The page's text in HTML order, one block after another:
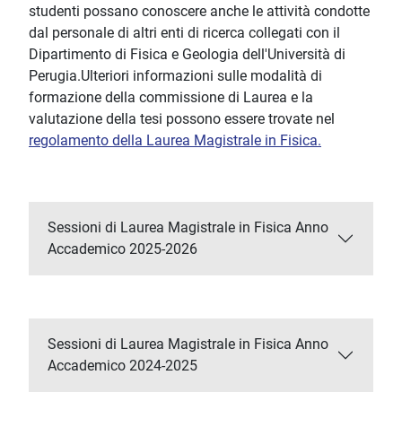
studenti possano conoscere anche le attività condotte
dal personale di altri enti di ricerca collegati con il
Dipartimento di Fisica e Geologia dell'Università di
Perugia.Ulteriori informazioni sulle modalità di
formazione della commissione di Laurea e la
valutazione della tesi possono essere trovate nel
regolamento della Laurea Magistrale in Fisica.
Sessioni di Laurea Magistrale in Fisica Anno
Accademico 2025-2026
Sessioni di Laurea Magistrale in Fisica Anno
Accademico 2024-2025